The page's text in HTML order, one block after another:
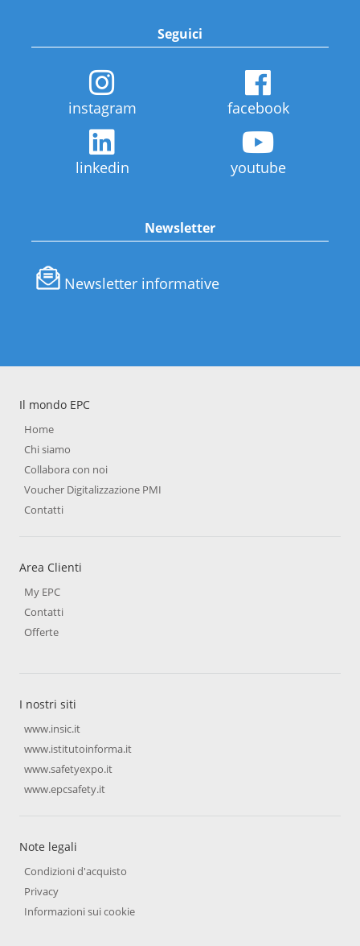
Seguici
instagram facebook
linkedin youtube
Newsletter
Newsletter informative
Il mondo EPC
Home
Chi siamo
Collabora con noi
Voucher Digitalizzazione PMI
Contatti
Area Clienti
My EPC
Contatti
Offerte
I nostri siti
www.insic.it
www.istitutoinforma.it
www.safetyexpo.it
www.epcsafety.it
Note legali
Condizioni d'acquisto
Privacy
Informazioni sui cookie